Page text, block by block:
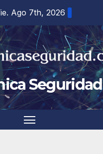
Ago 7th, 2026
Seguridad